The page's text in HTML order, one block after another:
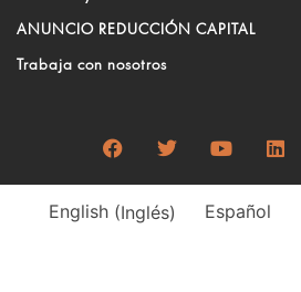
ANUNCIO REDUCCIÓN CAPITAL
Trabaja con nosotros
English(Inglés) Español